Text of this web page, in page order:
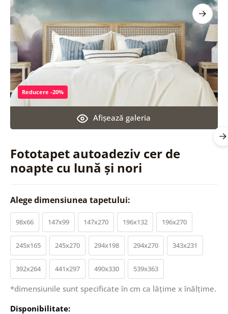
Fototapet autoadeziv cer de
noapte cu lună și nori
Afişează galeria
Reducere -20%
Alege dimensiunea tapetului:
98x66 147x99 147x270 196x132 196x270
245x165 245x270 294x198 294x270 343x231
392x264 441x297 490x330 539x363
*dimensiunile sunt specificate în cm ca lățime x înălțime.
Disponibilitate: